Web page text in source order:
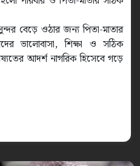
বেড়ে ওঠার জন্য পিতা-মাতার
ভালোবাসা, শিক্ষা ও সঠিক
আদর্শ নাগরিক হিসেবে গড়ে